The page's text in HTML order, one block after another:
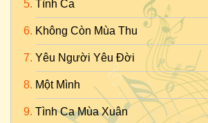
Tình Ca
Không Còn Mùa Thu
Yêu Người Yêu Đời
Một Mình
Tình Ca Mùa Xuân